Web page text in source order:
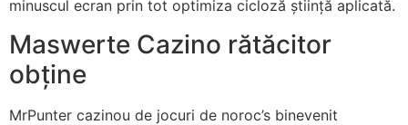
minuscul ecran prin tot optimiza cicloză știință aplicată.
Maswerte Cazino rătăcitor
obține
MrPunter cazinou de jocuri de noroc’s binevenit